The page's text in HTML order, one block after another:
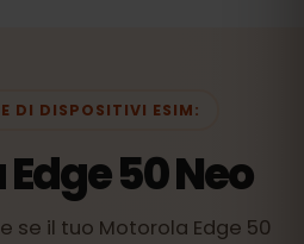
DI DISPOSITIVI ESIM:
50 Neo
se il tuo Motorola Edge 50